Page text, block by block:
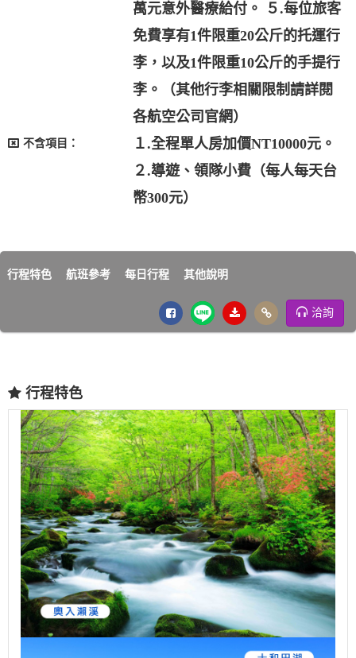
萬元意外醫療給付。 ５.每位旅客
免費享有1件限重20公斤的托運行
李，以及1件限重10公斤的手提行
李。（其他行李相關限制請詳閱
各航空公司官網）
不含項目：
１.全程單人房加價NT10000元。
２.導遊、領隊小費（每人每天台
幣300元）
行程特色 航班參考 每日行程 其他說明
洽詢
行程特色